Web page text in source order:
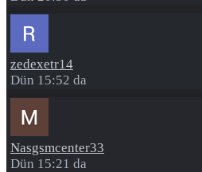
zedexetr14
Dün 15:52 da
Nasgsmcenter33
Dün 15:21 da